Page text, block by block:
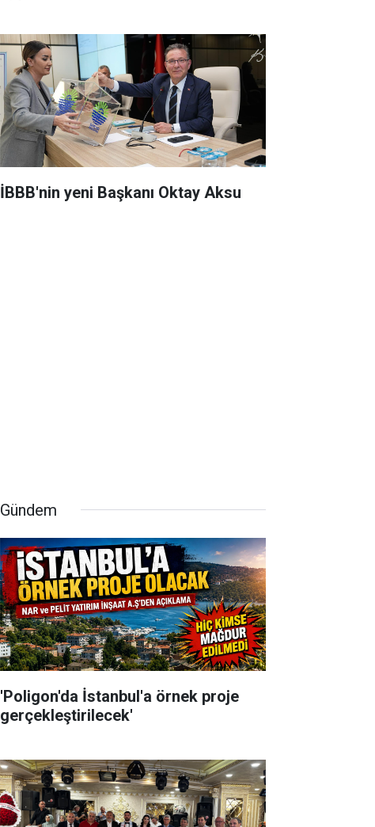
İBBB'nin yeni Başkanı Oktay Aksu
Gündem
'Poligon'da İstanbul'a örnek proje
gerçekleştirilecek'